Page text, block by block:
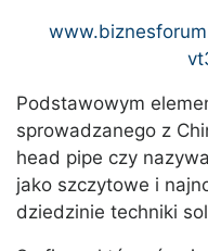
Podstawowym
sprowadzanego z
head pipe czy
jako szczytowe i
dziedzinie techniki